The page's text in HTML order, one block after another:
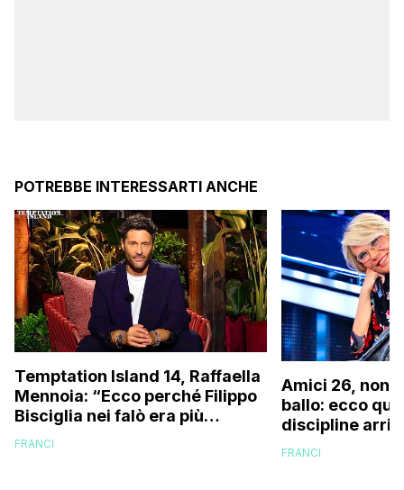
POTREBBE INTERESSARTI ANCHE
Temptation Island 14, Raffaella
Mennoia: “Ecco perché Filippo
Bisciglia nei falò era più
coinvolto del solito”
FRANCI
Amici 26, non
ballo: ecco
discipline
scuola!
FRANCI